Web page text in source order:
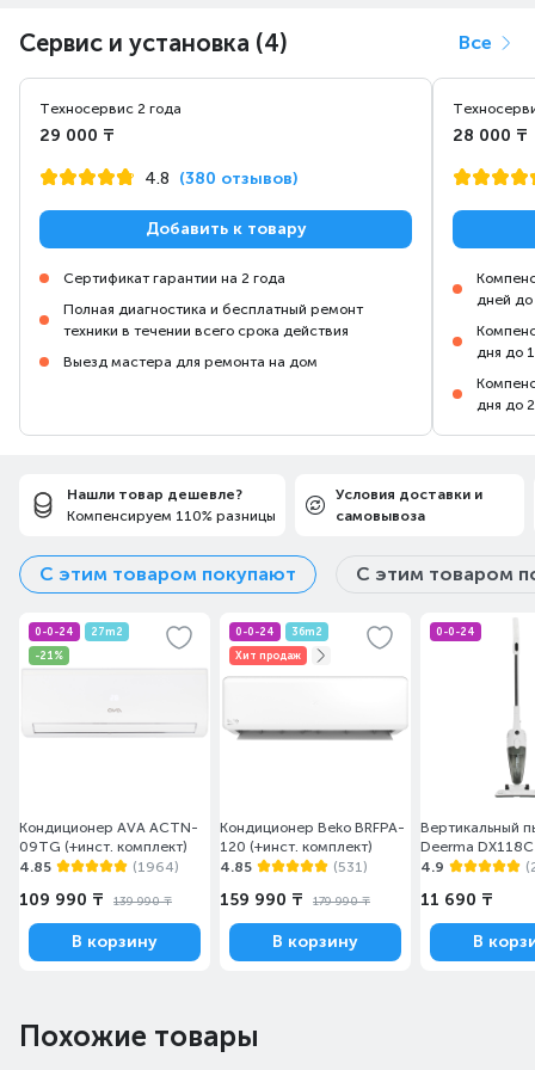
Сервис и установка (4) Все
Техносервис 2 года
29 000 ₸
4.8 (380 отзывов)
Добавить к товару
Сертификат гарантии на 2 года
Полная диагностика и бесплатный ремонт
техники в течении всего срока действия
Выезд мастера для ремонта на дом
28 000 ₸
дней до
дня до
дня до
Нашли товар дешевле?
Компенсируем 110% разницы
Условия доставки и
самовывоза
С этим товаром покупают С этим товаром
0-0-24
27m2
-21%
Кондиционер AVA ACTN-
09TG (+инст. комплект)
4.85
(1964)
109 990 ₸ 139 990 ₸
В корзину
0-0-24
36m2
Хит продаж
Кондиционер Beko BRFPA-
120 (+инст. комплект)
4.85
(531)
159 990 ₸ 179 990 ₸
В корзину
0-0-24
Вертикальный
Deerma
4.9
11 690 ₸
В
Похожие товары